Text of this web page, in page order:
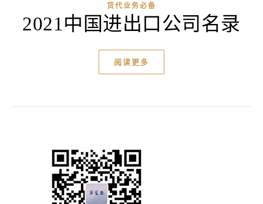
货代业务必备
2021中国进出口公司名录
阅读更多